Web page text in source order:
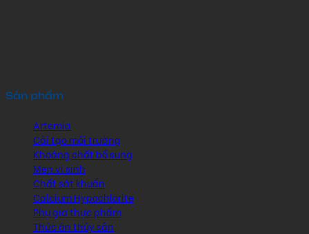
Sản phẩm
Artemia
Cải tạo môi trường
Khoáng chất bổ sung
Men vi sinh
Chất sát khuẩn
Calcium Hypochlorite
Phụ gia thực phẩm
Thức ăn thủy sản